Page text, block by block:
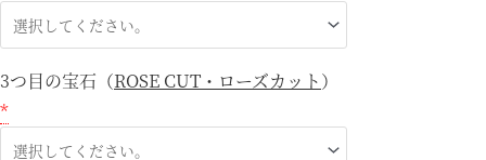
3つ目の宝石（ROSE CUT・ローズカット）
*